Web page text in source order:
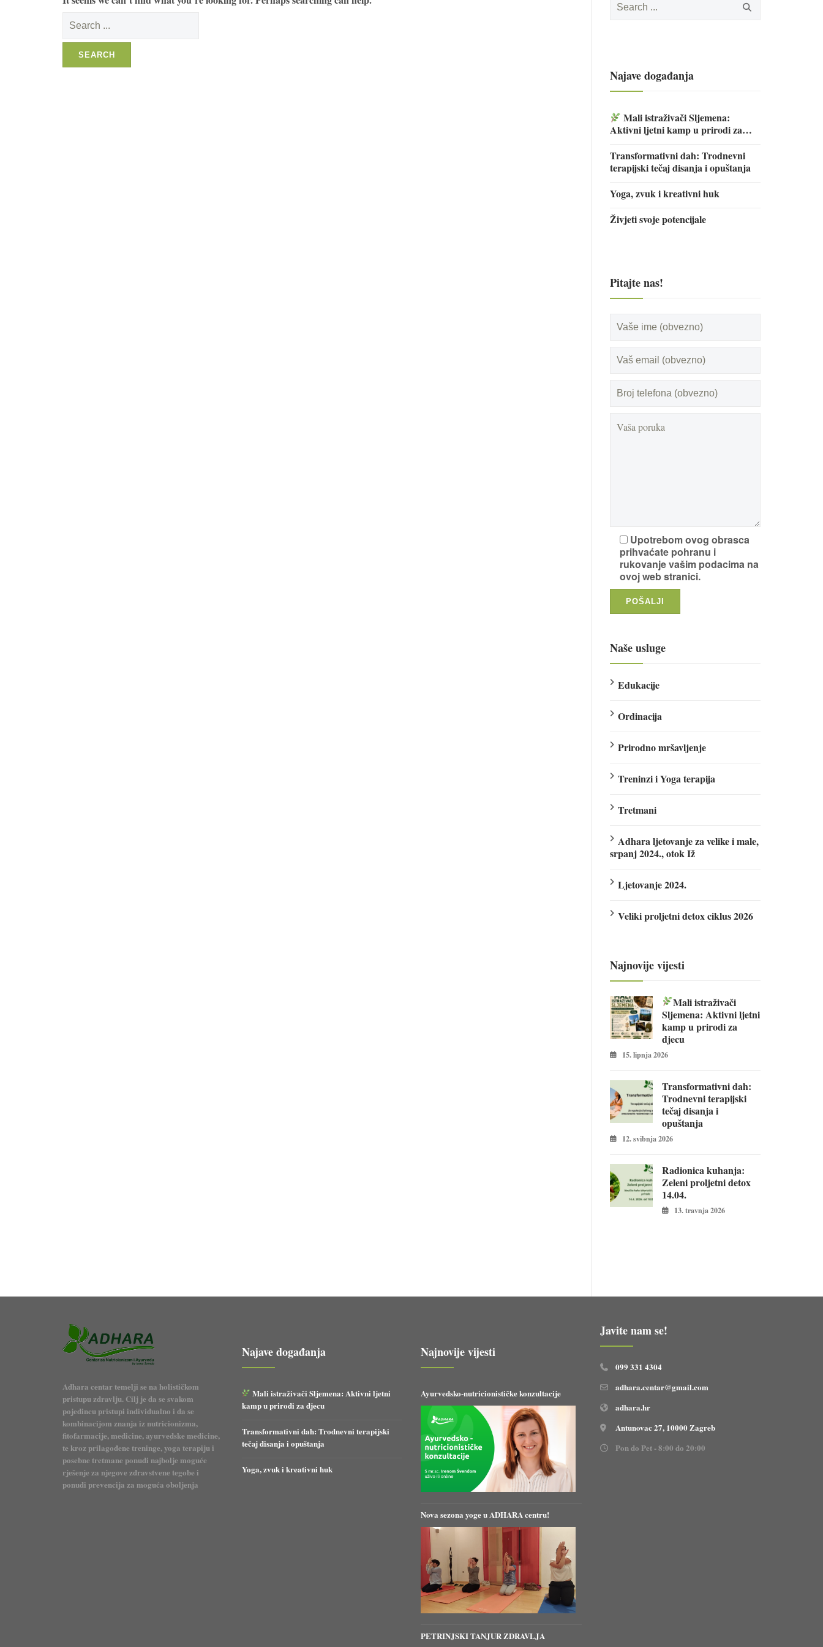
for:
for:
Najave događanja
Mali istraživači Sljemena:
Aktivni ljetni kamp u prirodi za
Transformativni dah: Trodnevni
terapijski tečaj disanja i opuštanja
Yoga, zvuk i kreativni huk
Živjeti svoje potencijale
Pitajte nas!
Upotrebom ovog obrasca
prihvaćate pohranu i
rukovanje vašim podacima na
ovoj web stranici.
Naše usluge
Edukacije
Ordinacija
Prirodno mršavljenje
Treninzi i Yoga terapija
Tretmani
Adhara ljetovanje za velike i male,
srpanj 2024., otok Iž
Ljetovanje 2024.
Veliki proljetni detox ciklus 2026
Najnovije vijesti
Mali istraživači
Sljemena: Aktivni ljetni
kamp u prirodi za
djecu
15. lipnja 2026
Transformativni dah:
Trodnevni terapijski
tečaj disanja i
opuštanja
12. svibnja 2026
Radionica kuhanja:
Zeleni proljetni detox
14.04.
13. travnja 2026
Adhara centar temelji se na holističkom
pristupu zdravlju. Cilj je da se svakom
pojedincu pristupi individualno i da se
kombinacijom znanja iz nutricionizma,
fitofarmacije, medicine, ayurvedske medicine,
te kroz prilagođene treninge, yoga terapiju i
posebne tretmane ponudi najbolje moguće
rješenje za njegove zdravstvene tegobe i
ponudi prevencija za moguća oboljenja
Najave događanja
Mali istraživači Sljemena: Aktivni ljetni
kamp u prirodi za djecu
Transformativni dah: Trodnevni terapijski
tečaj disanja i opuštanja
Yoga, zvuk i kreativni huk
Najnovije vijesti
Ayurvedsko-nutricionističke konzultacije
Nova sezona yoge u ADHARA centru!
PETRINJSKI TANJUR ZDRAVLJA
Javite nam se!
099 331 4304
adhara.centar@gmail.com
adhara.hr
Antunovac 27, 10000 Zagreb
Pon do Pet - 8:00 do 20:00